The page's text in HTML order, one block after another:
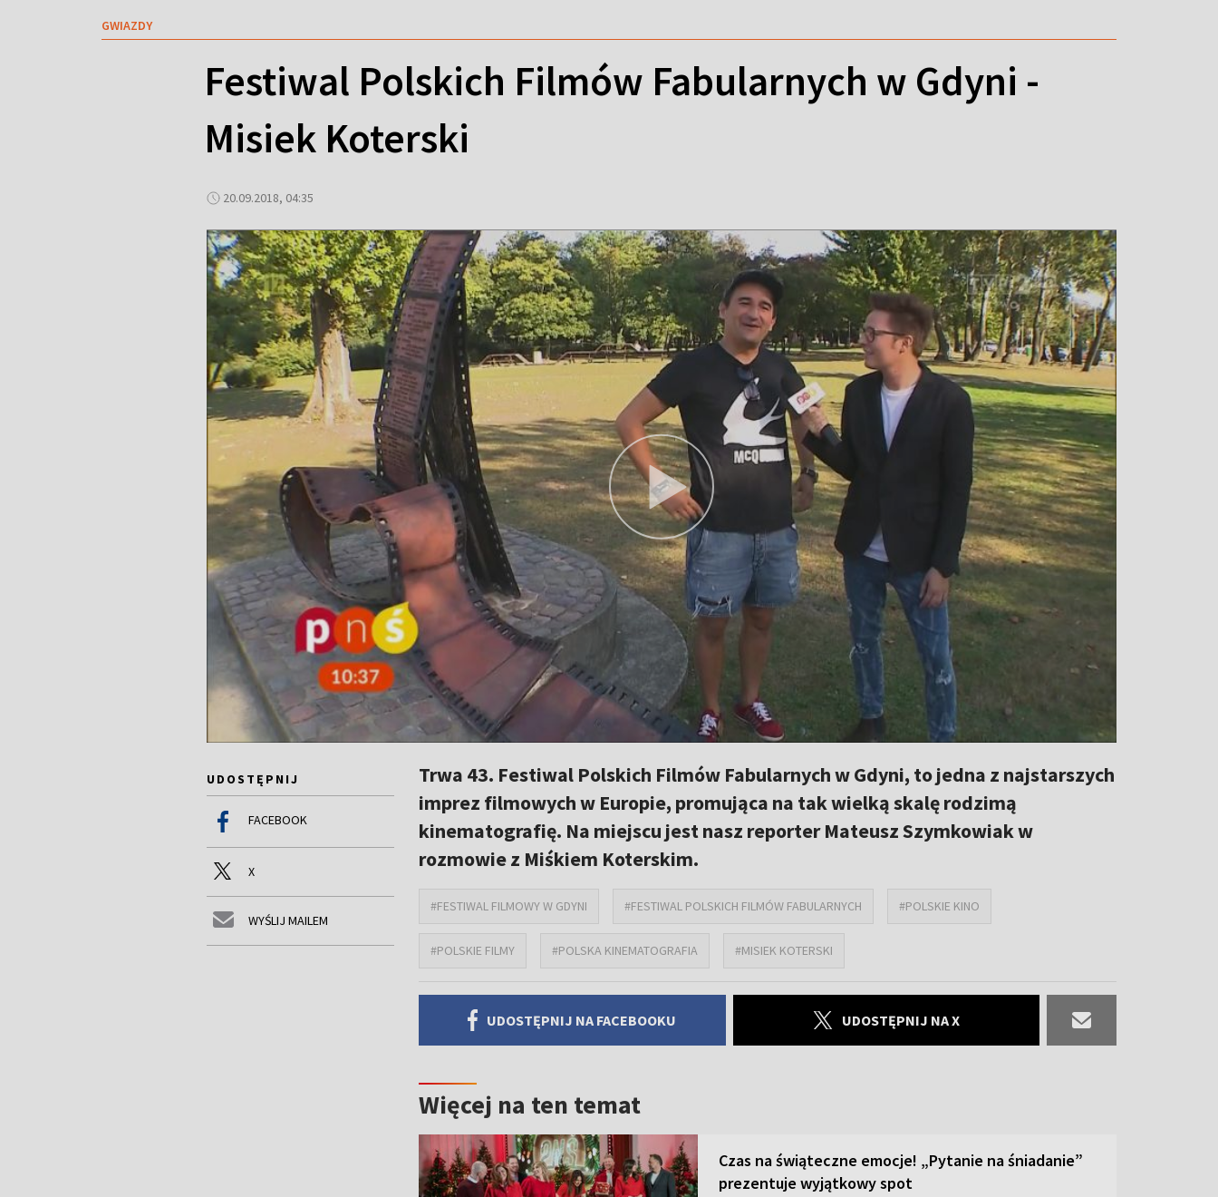
GWIAZDY
Festiwal Polskich Filmów Fabularnych w Gdyni -
Misiek Koterski
20.09.2018, 04:35
UDOSTĘPNIJ
FACEBOOK
X
WYŚLIJ MAILEM
Trwa 43. Festiwal Polskich Filmów Fabularnych w Gdyni, to jedna z najstarszych
imprez filmowych w Europie, promująca na tak wielką skalę rodzimą
kinematografię. Na miejscu jest nasz reporter Mateusz Szymkowiak w
rozmowie z Miśkiem Koterskim.
#FESTIWAL FILMOWY W GDYNI #FESTIWAL POLSKICH FILMÓW FABULARNYCH #POLSKIE KINO
#POLSKIE FILMY #POLSKA KINEMATOGRAFIA #MISIEK KOTERSKI
UDOSTĘPNIJ NA FACEBOOKU UDOSTĘPNIJ NA X
Więcej na ten temat
Czas na świąteczne emocje! „Pytanie na śniadanie”
prezentuje wyjątkowy spot